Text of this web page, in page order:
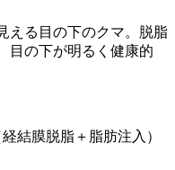
える目の下のクマ。脱脂
目の下が明るく健康的
結膜脱脂＋脂肪注入）